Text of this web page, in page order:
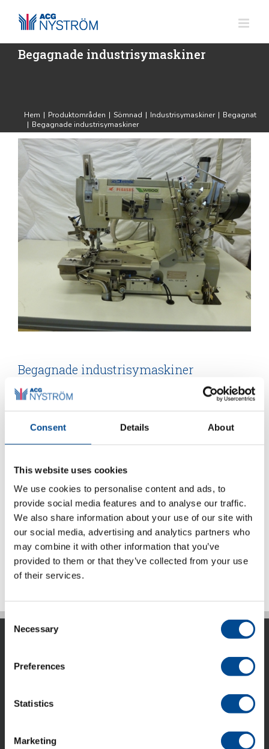
Consent Details About
This website uses cookies
We use cookies to personalise content and ads, to
provide social media features and to analyse our traffic.
We also share information about your use of our site with
our social media, advertising and analytics partners who
may combine it with other information that you’ve
provided to them or that they’ve collected from your use
of their services.
Consent
Selection
Necessary
Preferences
Statistics
Marketing
innehållet
Begagnade industrisymaskiner
Hem | Produktområden | Sömnad | Industrisymaskiner | Begagnat
| Begagnade industrisymaskiner
Begagnade industrisymaskiner
Begagnade industrisymaskiner
erbjuda. Dessa presenterar vi i
Välkommen att kontakta oss!!
Kategorier:Begagnat,Industrisymaskiner,
Produktområden,Sömnad
ACG Nyström AB är idag ett internationellt företag som
marknadsför avancerad utrustning, system och kunskap
till den tillverkande industrin. ACG Nyström har idag 6
dotterbolag, verksamma i Finland, Danmark, Baltikum,